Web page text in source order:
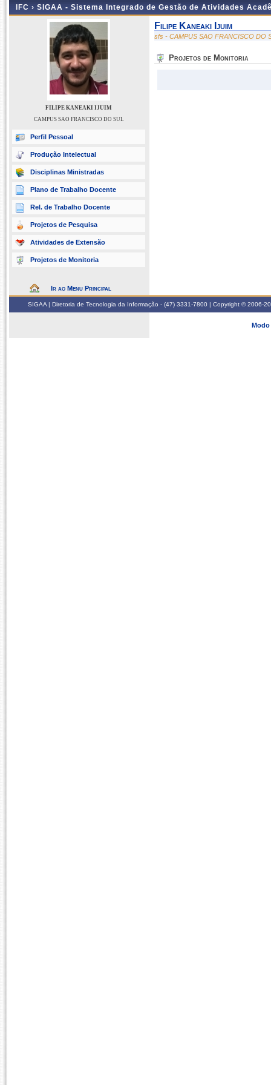
IFC › SIGAA - Sistema Integrado de Gestão de Atividades
FILIPE KANEAKI IJUIM
CAMPUS SAO FRANCISCO DO SUL
Perfil Pessoal
Produção Intelectual
Disciplinas Ministradas
Plano de Trabalho Docente
Rel. de Trabalho Docente
Projetos de Pesquisa
Atividades de Extensão
Projetos de Monitoria
Ir ao Menu Principal
Filipe Kaneaki Ijuim
sfs - CAMPUS SAO FRANCISCO DO
Projetos de Monitoria
SIGAA | Diretoria de Tecnologia da Informação - (47) 3331-7800 | Copyright © 2006-
Modo